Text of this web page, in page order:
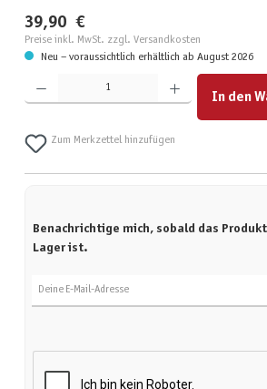
39,90 €
Preise inkl. MwSt. zzgl. Versandkosten
Neu – voraussichtlich erhältlich ab August 2026
Produkt Anzahl: Gib den gewünschten Wert ein oder benutze die
In den
Zum Merkzettel hinzufügen
Benachrichtige mich, sobald das
Lager ist.